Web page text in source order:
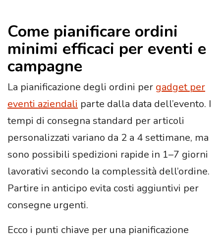
Come pianificare ordini
minimi efficaci per eventi e
campagne
La pianificazione degli ordini per gadget per
eventi aziendali parte dalla data dell’evento. I
tempi di consegna standard per articoli
personalizzati variano da 2 a 4 settimane, ma
sono possibili spedizioni rapide in 1–7 giorni
lavorativi secondo la complessità dell’ordine.
Partire in anticipo evita costi aggiuntivi per
consegne urgenti.
Ecco i punti chiave per una pianificazione